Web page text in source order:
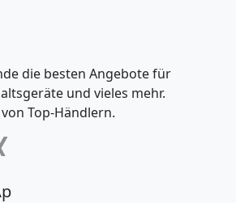
die besten Angebote für
und vieles mehr.
Top-Händlern.